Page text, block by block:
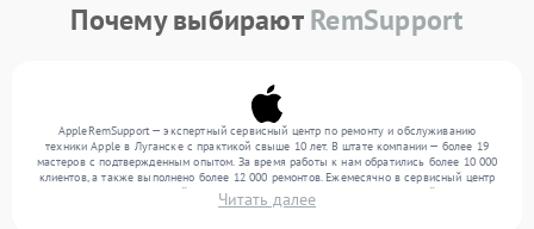
Почему выбираютRemSupport
AppleRemSupport — экспертный сервисный центр по ремонту и обслуживанию
техники Apple в Луганске с практикой свыше 10 лет. В штате компании — более 19
мастеров с подтвержденным опытом. За время работы к нам обратились более 10 000
клиентов, а также выполнено более 12 000 ремонтов. Ежемесячно в сервисный центр
поступает более 300 устройств, включая , , . Мы устраняем поломки любой сложности
и поддерживаем высокий стандарт качества благодаря отлаженным процессам
Читать далее